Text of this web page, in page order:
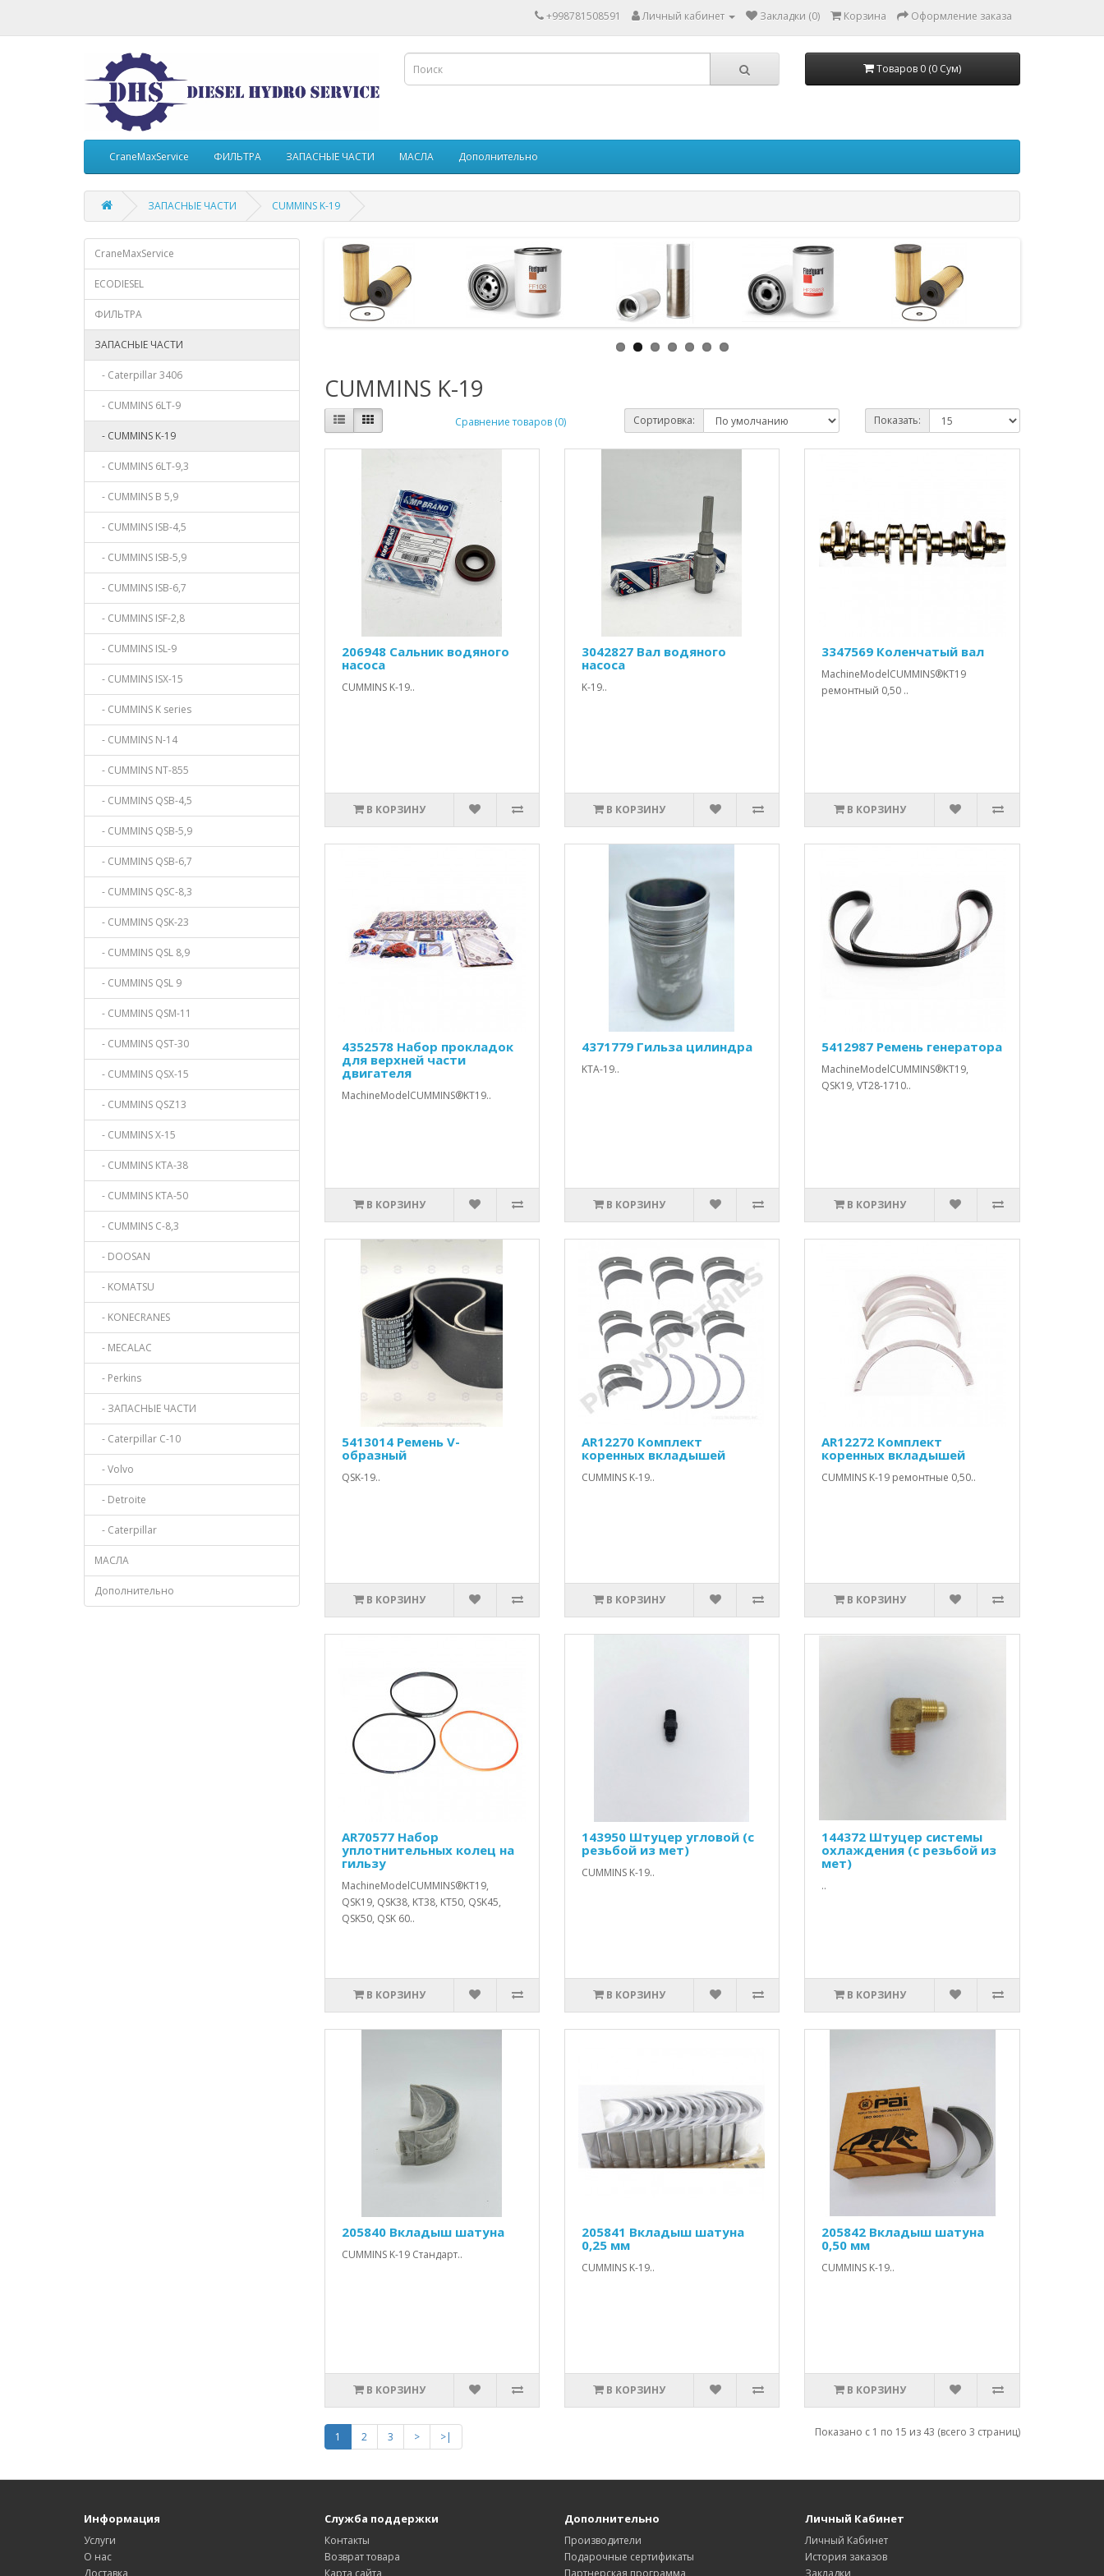
+998781508591 Личный кабинет Закладки (0) Корзина Оформление заказа
Товаров 0 (0 Сум)
CraneMaxService ФИЛЬТРА ЗАПАСНЫЕ ЧАСТИ МАСЛА Дополнительно
ЗАПАСНЫЕ ЧАСТИ CUMMINS K-19
CraneMaxService
ECODIESEL
ФИЛЬТРА
ЗАПАСНЫЕ ЧАСТИ
- Caterpillar 3406
- CUMMINS 6LT-9
- CUMMINS K-19
- CUMMINS 6LT-9,3
- CUMMINS B 5,9
- CUMMINS ISB-4,5
- CUMMINS ISB-5,9
- CUMMINS ISB-6,7
- CUMMINS ISF-2,8
- CUMMINS ISL-9
- CUMMINS ISX-15
- CUMMINS K series
- CUMMINS N-14
- CUMMINS NT-855
- CUMMINS QSB-4,5
- CUMMINS QSB-5,9
- CUMMINS QSB-6,7
- CUMMINS QSC-8,3
- CUMMINS QSK-23
- CUMMINS QSL 8,9
- CUMMINS QSL 9
- CUMMINS QSM-11
- CUMMINS QST-30
- CUMMINS QSX-15
- CUMMINS QSZ13
- CUMMINS X-15
- CUMMINS КТА-38
- CUMMINS КТА-50
- CUMMINS С-8,3
- DOOSAN
- KOMATSU
- KONECRANES
- MECALAC
- Perkins
- ЗАПАСНЫЕ ЧАСТИ
- Caterpillar C-10
- Volvo
- Detroite
- Caterpillar
МАСЛА
Дополнительно
CUMMINS K-19
Сравнение товаров (0) Сортировка: Показать:
206948 Сальник водяного
насоса
CUMMINS K-19..
В КОРЗИНУ
3042827 Вал водяного
насоса
K-19..
В КОРЗИНУ
3347569 Коленчатый вал
MachineModelCUMMINS®KT19
ремонтный 0,50 ..
В КОРЗИНУ
4352578 Набор прокладок
для верхней части
двигателя
MachineModelCUMMINS®KT19..
В КОРЗИНУ
4371779 Гильза цилиндра
KTA-19..
В КОРЗИНУ
5412987 Ремень генератора
MachineModelCUMMINS®KT19,
QSK19, VT28-1710..
В КОРЗИНУ
5413014 Ремень V-
образный
QSK-19..
В КОРЗИНУ
AR12270 Комплект
коренных вкладышей
CUMMINS K-19..
В КОРЗИНУ
AR12272 Комплект
коренных вкладышей
CUMMINS K-19 ремонтные 0,50..
В КОРЗИНУ
AR70577 Набор
уплотнительных колец на
гильзу
MachineModelCUMMINS®KT19,
QSK19, QSK38, KT38, KT50, QSK45,
QSK50, QSK 60..
В КОРЗИНУ
143950 Штуцер угловой (с
резьбой из мет)
CUMMINS K-19..
В КОРЗИНУ
144372 Штуцер системы
охлаждения (с резьбой из
мет)
..
В КОРЗИНУ
205840 Вкладыш шатуна
CUMMINS K-19 Стандарт..
В КОРЗИНУ
205841 Вкладыш шатуна
0,25 мм
CUMMINS K-19..
В КОРЗИНУ
205842 Вкладыш шатуна
0,50 мм
CUMMINS K-19..
В КОРЗИНУ
1 2 3 > >| Показано с 1 по 15 из 43 (всего 3 страниц)
Информация
Услуги
О нас
Доставка
Служба поддержки
Контакты
Возврат товара
Карта сайта
Дополнительно
Производители
Подарочные сертификаты
Партнерская программа
Личный Кабинет
Личный Кабинет
История заказов
Закладки